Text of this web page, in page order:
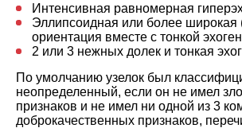
Интенсивная равномерная
Эллипсоидная или более широкая
ориентация вместе с тонкой
2 или 3 нежных долек и тонкая
По умолчанию узелок был
неопределенный, если он не имел
признаков и не имел ни одной из 3
доброкачественных признаков,